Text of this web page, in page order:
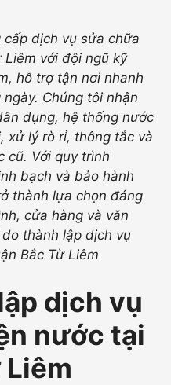
dịch vụ sửa chữa
với đội ngũ kỹ
hỗ trợ tận nơi nhanh
Chúng tôi nhận
dụng, hệ thống nước
xử lý rò rỉ, thông tắc và
cũ. Với quy trình
bạch và bảo hành
thành lựa chọn đáng
cửa hàng và văn
do thành lập dịch vụ
Bắc Từ Liêm
dịch vụ
nước tại
Liêm